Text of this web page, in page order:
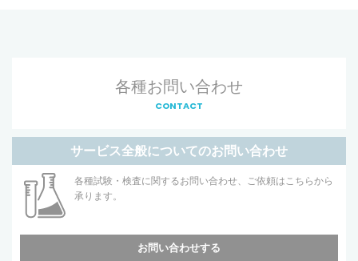
各種お問い合わせ
CONTACT
サービス全般についてのお問い合わせ
各種試験・検査に関するお問い合わせ、ご依頼はこちらから
承ります。
お問い合わせする